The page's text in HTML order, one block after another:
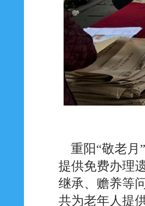
重阳“敬老月
提供免费办理
继承、赡养等
共为老年人提